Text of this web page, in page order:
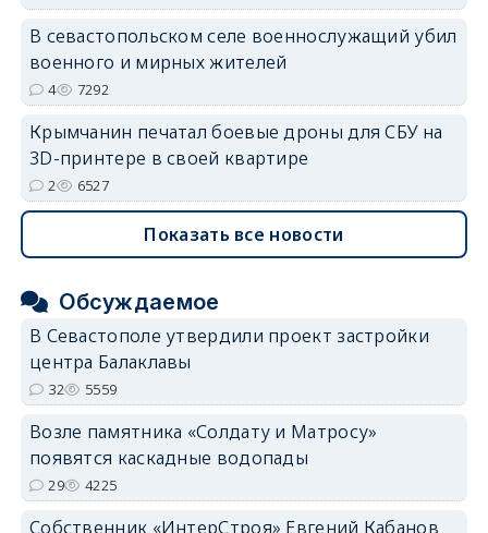
В севастопольском селе военнослужащий убил
военного и мирных жителей
4 7292
Крымчанин печатал боевые дроны для СБУ на
3D-принтере в своей квартире
2 6527
Показать все новости
Обсуждаемое
В Севастополе утвердили проект застройки
центра Балаклавы
32 5559
Возле памятника «Солдату и Матросу»
появятся каскадные водопады
29 4225
Собственник «ИнтерСтроя» Евгений Кабанов